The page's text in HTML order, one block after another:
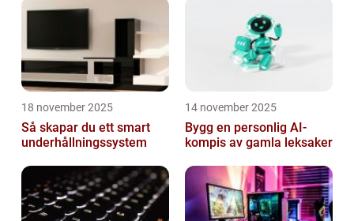
18 november 2025
Så skapar du ett smart
underhållningssystem
14 november 2025
Bygg en personlig AI-
kompis av gamla leksaker